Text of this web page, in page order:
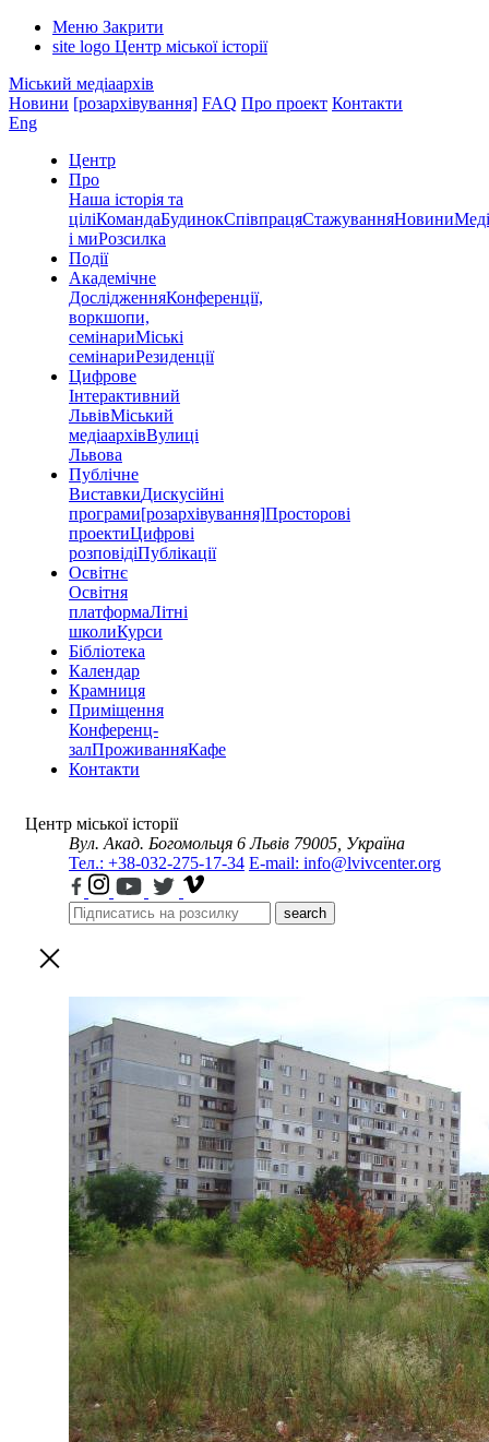
Меню Закрити
site logo Центр міської історії
Міський медіаархів
Новини [розархівування] FAQ Про проект Контакти
Eng
Центр
Про
Наша історія та
ціліКомандаБудинокСпівпрацяСтажуванняНовини
і миРозсилка
Події
Академічне
ДослідженняКонференції,
воркшопи,
семінариМіські
семінариРезиденції
Цифрове
Інтерактивний
ЛьвівМіський
медіаархівВулиці
Львова
Публічне
ВиставкиДискусійні
програми[розархівування]Просторові
проектиЦифрові
розповідіПублікації
Освітнє
Освітня
платформаЛітні
школиКурси
Бібліотека
Календар
Крамниця
Приміщення
Конференц-
залПроживанняКафе
Контакти
Центр міської історії
Вул. Акад. Богомольця 6 Львів 79005, Україна
Тел.: +38-032-275-17-34 E-mail: info@lvivcenter.org
search